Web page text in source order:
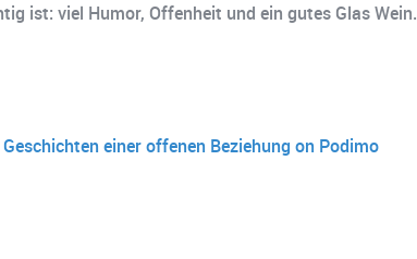
ist: viel Humor, Offenheit und ein gutes Glas Wein.
einer offenen Beziehung on Podimo